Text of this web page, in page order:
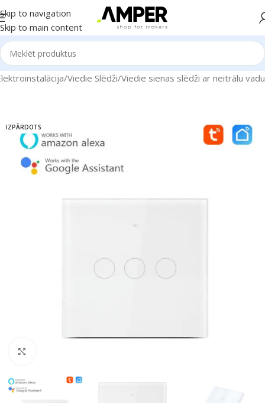
Skip to navigation
Skip to main content
/Viedie Slēdži/Viedie sienas slēdži ar neitrālu vadu
IZPĀRDOTS